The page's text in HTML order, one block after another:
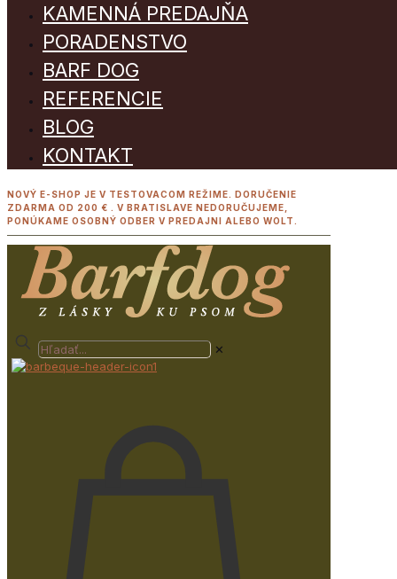
KAMENNÁ PREDAJŇA
PORADENSTVO
BARF DOG
REFERENCIE
BLOG
KONTAKT
NOVÝ E-SHOP JE V TESTOVACOM REŽIME. DORUČENIE
ZDARMA OD 200 € . V BRATISLAVE NEDORUČUJEME,
PONÚKAME OSOBNÝ ODBER V PREDAJNI ALEBO WOLT.
✕